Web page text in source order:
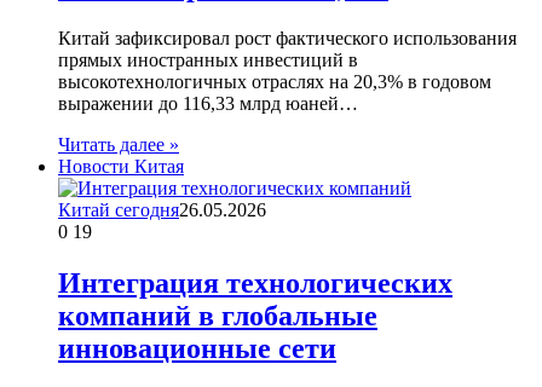
Китай зафиксировал рост фактического использования
прямых иностранных инвестиций в
высокотехнологичных отраслях на 20,3% в годовом
выражении до 116,33 млрд юаней…
Читать далее »
Новости Китая
Китай сегодня26.05.2026
0 19
Интеграция технологических
компаний в глобальные
инновационные сети